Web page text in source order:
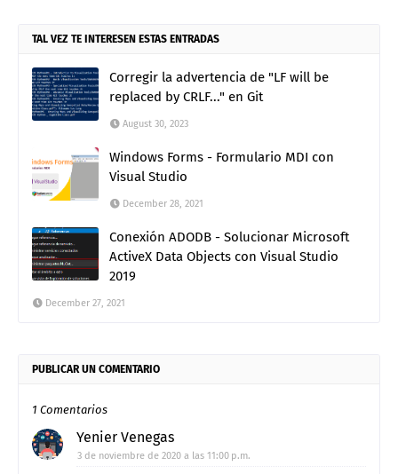
TAL VEZ TE INTERESEN ESTAS ENTRADAS
Corregir la advertencia de "LF will be
replaced by CRLF..." en Git
August 30, 2023
Windows Forms - Formulario MDI con
Visual Studio
December 28, 2021
Conexión ADODB - Solucionar Microsoft
ActiveX Data Objects con Visual Studio
2019
December 27, 2021
PUBLICAR UN COMENTARIO
1 Comentarios
Yenier Venegas
3 de noviembre de 2020 a las 11:00 p.m.